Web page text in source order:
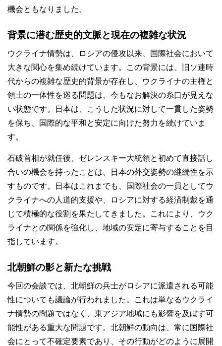
機会ともなりました。
背景に潜む歴史的文脈と現在の複雑な状況
ウクライナ情勢は、ロシアの侵攻以来、国際社会において
大きな関心を集め続けています。この背景には、旧ソ連時
代からの複雑な歴史的背景が存在し、ウクライナの主権と
領土の一体性を巡る問題は、今もなお解決の糸口が見えな
い状態です。日本は、こうした状況に対して一貫した姿勢
を保ち、国際的な平和と安定に向けた努力を続けていま
す。
石破首相が就任後、ゼレンスキー大統領と初めて直接話し
合いの機会を持ったことは、日本の外交姿勢の継続性を示
すものです。日本はこれまでも、国際社会の一員としてウ
クライナへの人道的支援や、ロシアに対する経済制裁を通
じて積極的な役割を果たしてきました。これにより、ウク
ライナとの関係を強化し、地域の安定に寄与することを目
指しています。
北朝鮮の影と新たな挑戦
今回の会談では、北朝鮮の兵士がロシアに派遣される可能
性についても議論が行われました。これは単なるウクライ
ナ情勢の問題ではなく、東アジア地域にも影響を及ぼす可
能性がある重大な問題です。北朝鮮の動向は、常に国際社
会にとって不確定要素であり、その行動がどのように展開